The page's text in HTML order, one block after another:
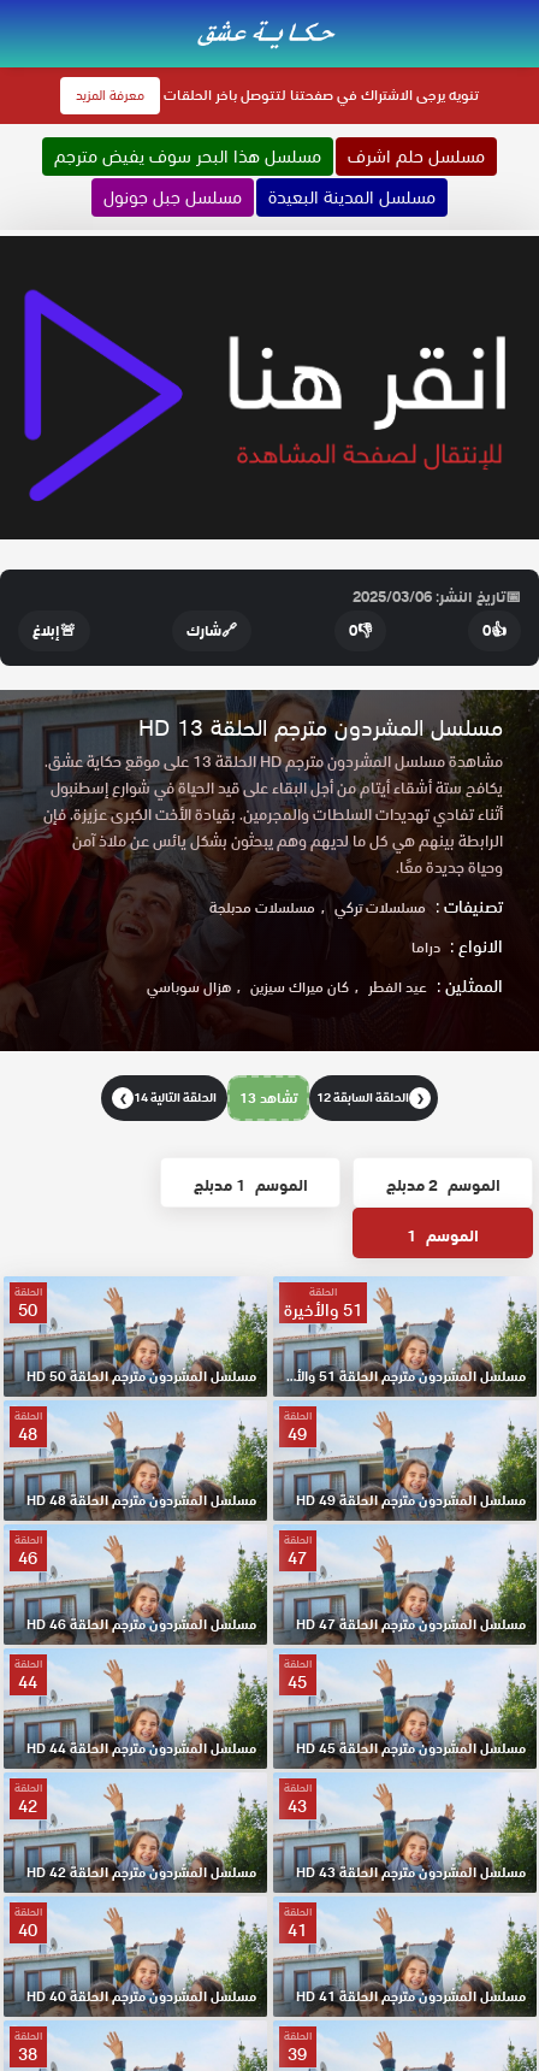
تنويهيرجى الاشتراك في صفحتنا لتتوصل باخر الحلقات معرفة المزيد
مسلسل حلم اشرف
مسلسل هذا البحر سوف يفيض مترجم
مسلسل المدينة البعيدة
مسلسل جبل جونول
📅تاريخ النشر: 2025/03/06
👍
0
👎
0
🔗شارك 🚨إبلاغ
مسلسل المشردون مترجم الحلقة 13 HD
مشاهدة مسلسل المشردون مترجم HD الحلقة 13 على موقع حكاية عشق.
يكافح ستة أشقاء أيتام من أجل البقاء على قيد الحياة في شوارع إسطنبول
أثناء تفادي تهديدات السلطات والمجرمين. بقيادة الأخت الكبرى عزيزة. فإن
الرابطة بينهم هي كل ما لديهم وهم يبحثون بشكل يائس عن ملاذ آمن
وحياة جديدة معًا.
تصنيفات : مسلسلات تركي مسلسلات مدبلجة
الانواع : دراما
الممثلين : عيد الفطر كان ميراك سيزين هزال سوباسي
❮ الحلقة السابقة 12 تشاهد 13 الحلقة التالية 14 ❯
الموسم 2 مدبلج الموسم 1 مدبلج
الموسم 1
الحلقة
51 والأخيرة
مسلسل المشردون مترجم الحلقة 51 والأخيرة HD
الحلقة
50
مسلسل المشردون مترجم الحلقة 50 HD
الحلقة
49
مسلسل المشردون مترجم الحلقة 49 HD
الحلقة
48
مسلسل المشردون مترجم الحلقة 48 HD
الحلقة
47
مسلسل المشردون مترجم الحلقة 47 HD
الحلقة
46
مسلسل المشردون مترجم الحلقة 46 HD
الحلقة
45
مسلسل المشردون مترجم الحلقة 45 HD
الحلقة
44
مسلسل المشردون مترجم الحلقة 44 HD
الحلقة
43
مسلسل المشردون مترجم الحلقة 43 HD
الحلقة
42
مسلسل المشردون مترجم الحلقة 42 HD
الحلقة
41
مسلسل المشردون مترجم الحلقة 41 HD
الحلقة
40
مسلسل المشردون مترجم الحلقة 40 HD
الحلقة
39
الحلقة
38